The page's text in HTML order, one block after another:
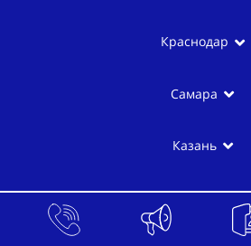
Краснодар
Самара
Казань